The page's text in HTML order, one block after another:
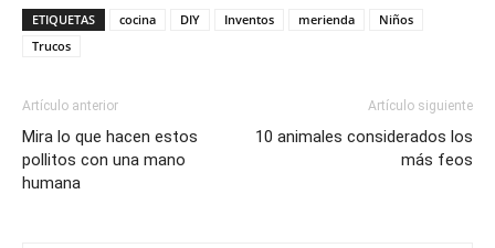
ETIQUETAS cocina DIY Inventos merienda
Niños
Trucos
Artículo anterior
Mira lo que hacen estos
pollitos con una mano
humana
Artículo siguiente
10 animales considerados los
más feos